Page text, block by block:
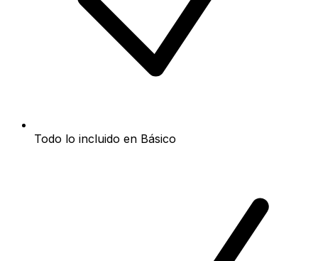
Todo lo incluido en Básico